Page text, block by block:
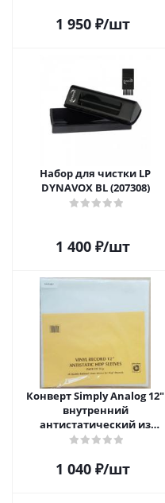
1 950₽/шт
Набор для чистки LP
DYNAVOX BL (207308)
1 400₽/шт
Конверт Simply Analog 12"
внутренний
антистатический из
полиэтилена для пластинок
1 040₽/шт